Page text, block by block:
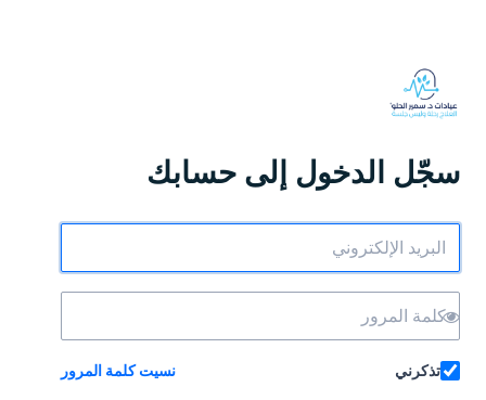
سجّل الدخول إلى حسابك
تذكرني نسيت كلمة المرور